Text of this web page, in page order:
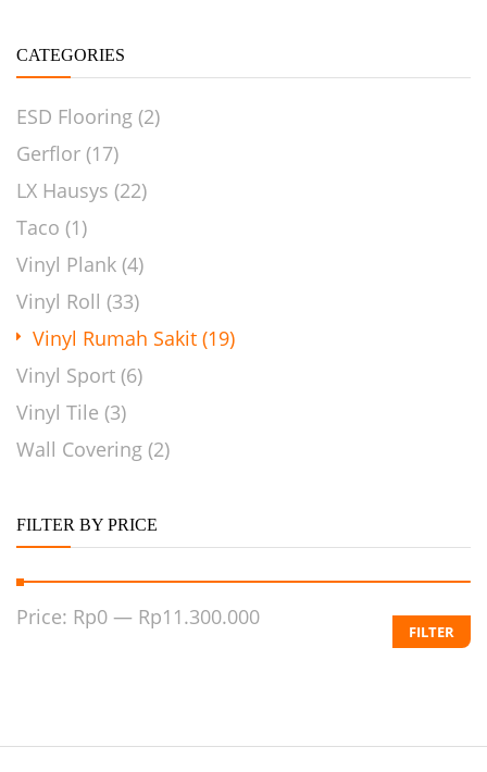
CATEGORIES
ESD Flooring (2)
Gerflor (17)
LX Hausys (22)
Taco (1)
Vinyl Plank (4)
Vinyl Roll (33)
Vinyl Rumah Sakit (19)
Vinyl Sport (6)
Vinyl Tile (3)
Wall Covering (2)
FILTER BY PRICE
FILTER
Price: Rp0 — Rp11.300.000